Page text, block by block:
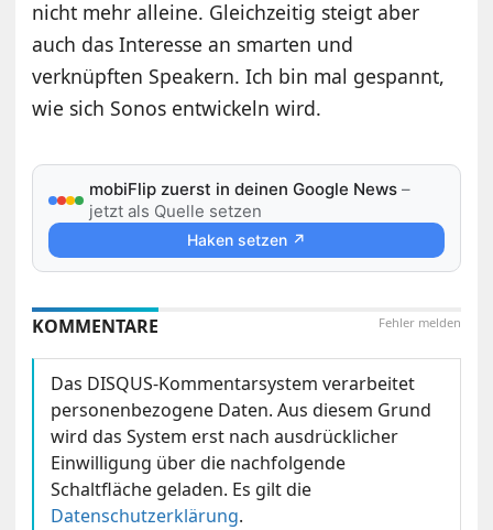
nicht mehr alleine. Gleichzeitig steigt aber
auch das Interesse an smarten und
verknüpften Speakern. Ich bin mal gespannt,
wie sich Sonos entwickeln wird.
mobiFlip zuerst in deinen Google News –
jetzt als Quelle setzen
Haken setzen ↗
Fehler melden
KOMMENTARE
Das DISQUS-Kommentarsystem verarbeitet
personenbezogene Daten. Aus diesem Grund
wird das System erst nach ausdrücklicher
Einwilligung über die nachfolgende
Schaltfläche geladen. Es gilt die
Datenschutzerklärung.